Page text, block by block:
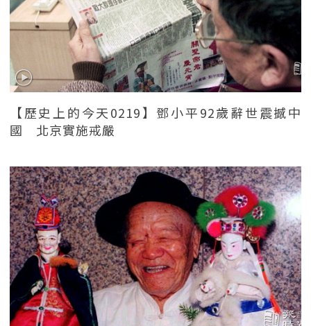
【歷史上的今天0219】鄧小平92歲辭世震撼中
國 北京實施戒嚴